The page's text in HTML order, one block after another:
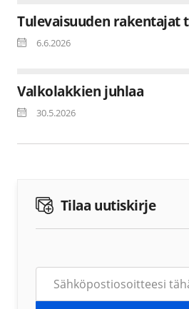
Tulevaisuuden rakentajat
6.6.2026
Valkolakkien juhlaa
30.5.2026
Tilaa uutiskirje